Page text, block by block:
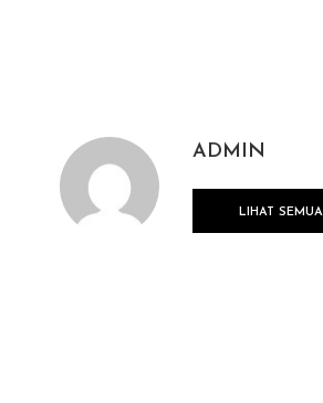
ADMIN
LIHAT SEMUA